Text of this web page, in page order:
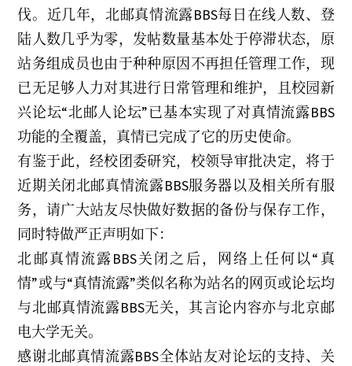
伐。近几年，北邮真情流露BBS每日在线人数、登
陆人数几乎为零，发帖数量基本处于停滞状态，原
站务组成员也由于种种原因不再担任管理工作，现
已无足够人力对其进行日常管理和维护，且校园新
兴论坛“北邮人论坛”已基本实现了对真情流露BBS
功能的全覆盖，真情已完成了它的历史使命。
有鉴于此，经校团委研究，校领导审批决定，将于
近期关闭北邮真情流露BBS服务器以及相关所有服
务，请广大站友尽快做好数据的备份与保存工作，
同时特做严正声明如下：
北邮真情流露BBS关闭之后，网络上任何以“真
情”或与“真情流露”类似名称为站名的网页或论坛均
与北邮真情流露BBS无关，其言论内容亦与北京邮
电大学无关。
感谢北邮真情流露BBS全体站友对论坛的支持、关